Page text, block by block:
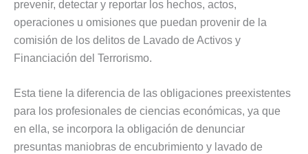
prevenir, detectar y reportar los hechos, actos,
operaciones u omisiones que puedan provenir de la
comisión de los delitos de Lavado de Activos y
Financiación del Terrorismo.
Esta tiene la diferencia de las obligaciones preexistentes
para los profesionales de ciencias económicas, ya que
en ella, se incorpora la obligación de denunciar
presuntas maniobras de encubrimiento y lavado de